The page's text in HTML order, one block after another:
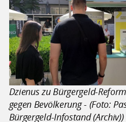
Dzienus zu Bürgergeld-
gegen Bevölkerung - (Foto:
Bürgergeld-Infostand (Archiv))